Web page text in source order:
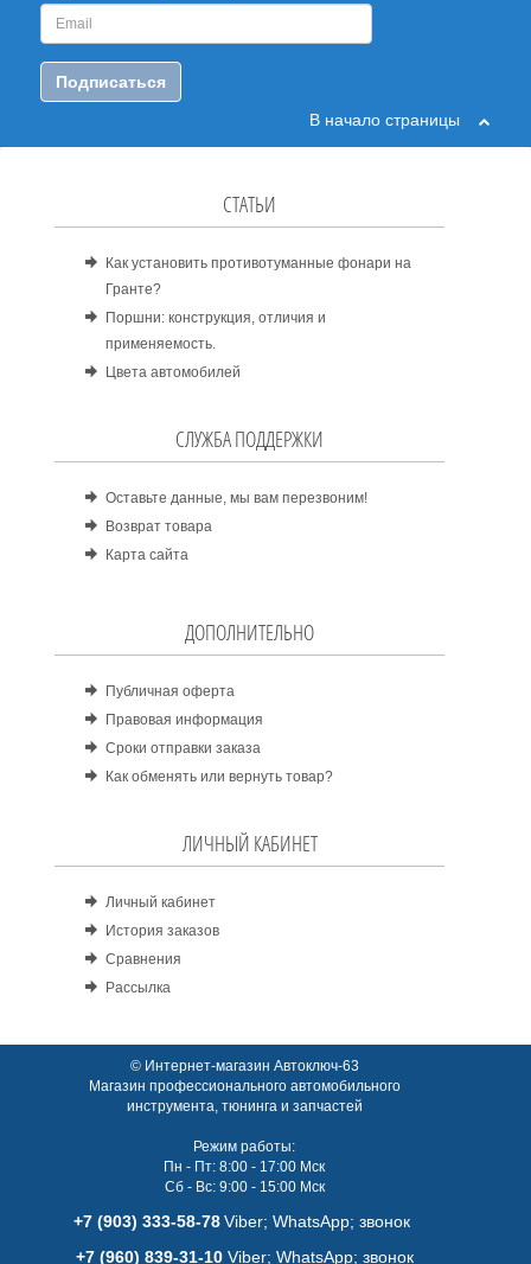
Подписаться
В начало страницы
СТАТЬИ
Как установить противотуманные фонари на
Гранте?
Поршни: конструкция, отличия и
применяемость.
Цвета автомобилей
СЛУЖБА ПОДДЕРЖКИ
Оставьте данные, мы вам перезвоним!
Возврат товара
Карта сайта
ДОПОЛНИТЕЛЬНО
Публичная оферта
Правовая информация
Сроки отправки заказа
Как обменять или вернуть товар?
ЛИЧНЫЙ КАБИНЕТ
Личный кабинет
История заказов
Сравнения
Рассылка
© Интернет-магазин Автоключ-63
Магазин профессионального автомобильного
инструмента, тюнинга и запчастей
Режим работы:
Пн - Пт: 8:00 - 17:00 Мск
Сб - Вс: 9:00 - 15:00 Мск
+7 (903) 333-58-78 Viber; WhatsАpp; звонок
+7 (960) 839-31-10Viber; WhatsАpp; звонок